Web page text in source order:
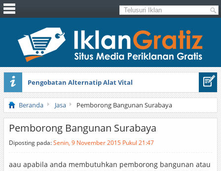
Pengobatan Alternatip Alat Vital
Pita Cantik Pesona
Beranda Jasa Pemborong Bangunan Surabaya
Pemborong Bangunan Surabaya
Diposting pada:Senin, 9 November 2015 Pukul 21:47
aau apabila anda membutuhkan pemborong bangunan atau